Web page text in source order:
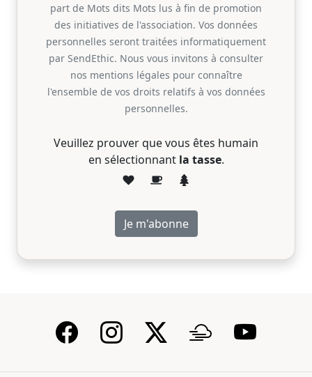
part de Mots dits Mots lus à fin de promotion
des initiatives de l'association. Vos données
personnelles seront traitées informatiquement
par SendEthic. Nous vous invitons à consulter
nos mentions légales pour connaître
l'ensemble de vos droits relatifs à vos données
personnelles.
Veuillez prouver que vous êtes humain
en sélectionnantla tasse.